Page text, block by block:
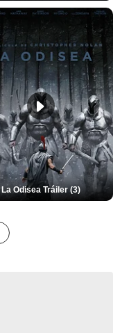
La Odisea Tráiler (3)